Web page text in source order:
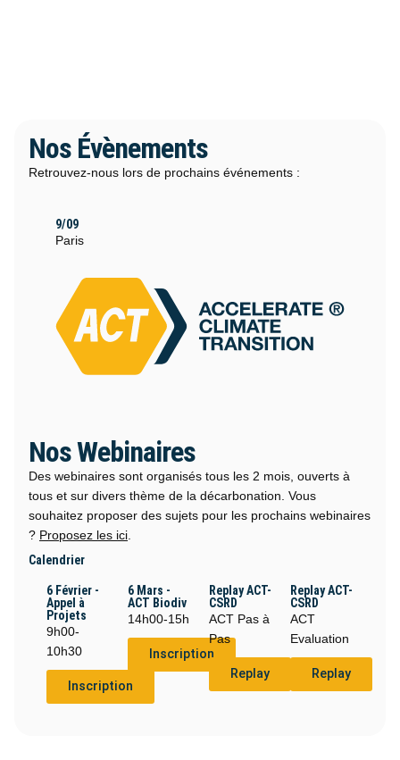
Nos Évènements
Retrouvez-nous lors de prochains événements :
9/09
Paris
Nos Webinaires
Des webinaires sont organisés tous les 2 mois, ouverts à
tous et sur divers thème de la décarbonation. Vous
souhaitez proposer des sujets pour les prochains webinaires
? Proposez les ici
Calendrier
6 Février -
Appel à
Projets
9h00-
10h30
Inscription
6 Mars -
ACT Biodiv
14h00-15h
Inscription
Replay ACT-
CSRD
ACT Pas à
Pas
Replay
Replay ACT-
CSRD
ACT
Evaluation
Replay